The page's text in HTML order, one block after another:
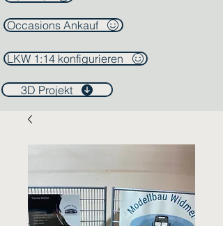
Occasions Ankauf
LKW 1:14 konfigurieren
3D Projekt